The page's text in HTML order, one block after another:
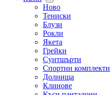
Ново
Тениски
Блузи
Рокли
Якета
Грейки
Суитшърти
Спортни комплекти
Долнища
Клинове